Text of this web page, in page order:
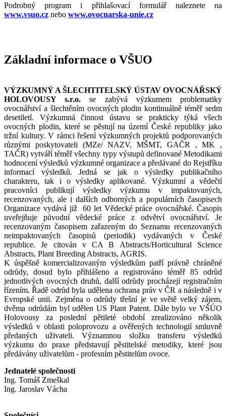
Podrobný program i přihlašovací formulář naleznete na
www.vsuo.cz nebo www.ovocnarska-unie.cz
Základní informace o VŠUO
VÝZKUMNÝ A ŠLECHTITELSKÝ ÚSTAV OVOCNÁŘSKÝ
HOLOVOUSY s.r.o.se zabývá výzkumem problematiky
ovocnářství a šlechtěním ovocných plodin kontinuálně téměř sedm
desetiletí. Výzkumná činnost ústavu se prakticky týká všech
ovocných plodin, které se pěstují na území České republiky jako
tržní kultury. V rámci řešení výzkumných projektů podporovaných
různými poskytovateli (MZe/ NAZV, MŠMT, GAČR , MK ,
TAČR) vytváří téměř všechny typy výstupů definované Metodikami
hodnocení výsledků výzkumné organizace a předávané do Rejstříku
informací výsledků. Jedná se jak o výsledky publikačního
charakteru, tak i o výsledky aplikované. Výzkumní a vědečtí
pracovníci publikují výsledky výzkumu v impaktovaných,
recenzovaných, ale i dalších odborných a populárních časopisech
Organizace vydává již 60 let Vědecké práce ovocnářské. Časopis
uveřejňuje původní vědecké práce z odvětví ovocnářství. Je
recenzovaným časopisem zařazeným do Seznamu recenzovaných
neimpaktovaných časopisů (periodik) vydávaných v České
republice. Je citován v CA B Abstracts/Horticultural Science
Abstracts, Plant Breeding Abstracts, AGRIS.
K úspěšně komercializovaným výsledkům patří právně chráněné
odrůdy, dosud bylo přihlášeno a registrováno téměř 85 odrůd
jednotlivých ovocných druhů, další odrůdy procházejí registračním
řízením. Řadě odrůd byla udělena ochrana práv v ČR a následně i v
Evropské unii. Zejména o odrůdy třešní je ve světě velký zájem,
dvěma odrůdám byl udělen US Plant Patent. Dále bylo ve VŠÚO
Holovousy za poslední pětileté období zrealizováno několik
výsledků v oblasti poloprovozu a ověřených technologií smluvně
předaných uživateli. Významnou složku transferu výsledků
výzkumu do praxe představují pěstitelské metodiky, které jsou
předávány uživatelům - profesním pěstitelům ovoce.
Jednatelé společnosti
Ing. Tomáš Zmeškal
Ing. Jaroslav Vácha